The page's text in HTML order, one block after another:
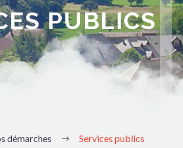
PUBLICS
démarches Services publics